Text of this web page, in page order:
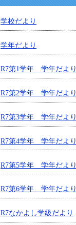
学校だより
学年だより
R7第1学年 学年だより
R7第2学年 学年だより
R7第3学年 学年だより
R7第4学年 学年だより
R7第5学年 学年だより
R7第6学年 学年だより
R7なかよし学級だより